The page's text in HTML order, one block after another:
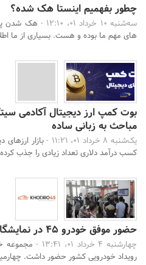
چطور بفهمیم اینستا هک شده؟
سه‌شنبه 10 خرداد 01، 12:10 -
هک شدن
های مهم ما بوده و هست. بسیاری از ما
بوت کمپ ارز دیجیتال آکادمی
مباحث به زبانی ساده
یک‌شنبه 8 خرداد 01، 11:21 -
بازار
کسب درآمد دلاری تعداد زیادی را جذب
حضور موفق خودرو 45 در نمایشگاه خودرو تهران
چهارشنبه 4 خرداد 01، 13:41 -
رویداد خودرویی کشور حضور داشت.